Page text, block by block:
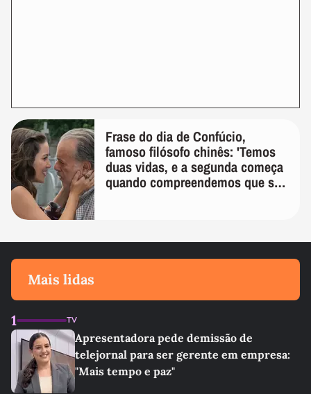
Frase do dia de Confúcio,
famoso filósofo chinês: 'Temos
duas vidas, e a segunda começa
quando compreendemos que só
Mais lidas
1 TV
Apresentadora pede demissão de
telejornal para ser gerente em empresa:
"Mais tempo e paz"